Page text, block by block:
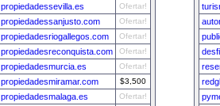
propiedadessevilla.es Ofertar!
propiedadessanjusto.com Ofertar!
propiedadesriogallegos.com Ofertar!
propiedadesreconquista.com Ofertar!
propiedadesmurcia.es Ofertar!
propiedadesmiramar.com $3,500
propiedadesmalaga.es Ofertar!